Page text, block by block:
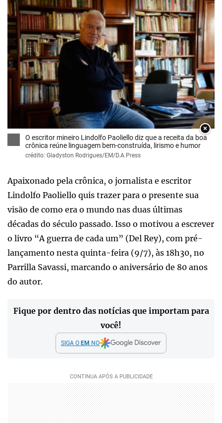
×
O escritor mineiro Lindolfo Paoliello diz que a receita da boa
crônica reúne linguagem bem-construída, lirismo e humor
crédito: Gladyston Rodrigues/EM/D.A Press
Apaixonado pela crônica, o jornalista e escritor
Lindolfo Paoliello quis trazer para o presente sua
visão de como era o mundo nas duas últimas
décadas do século passado. Isso o motivou a escrever
o livro “A guerra de cada um” (Del Rey), com pré-
lançamento nesta quinta-feira (9/7), às 18h30, no
Parrilla Savassi, marcando o aniversário de 80 anos
do autor.
Fique por dentro das notícias que importam para
você!
SIGA O EM NO